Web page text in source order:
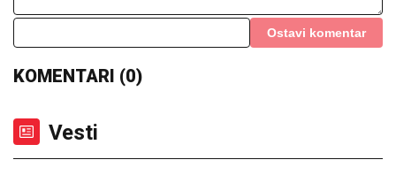
Ostavi komentar
KOMENTARI (0)
Vesti